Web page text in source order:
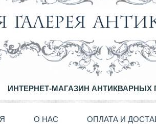
ИНТЕРНЕТ-МАГАЗИН АНТИКВАРНЫХ
О НАС ОПЛАТА И